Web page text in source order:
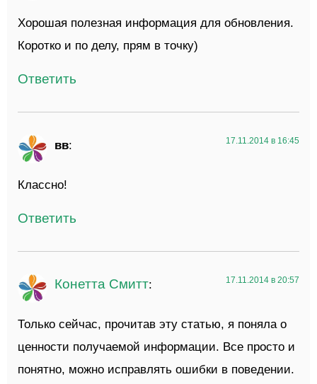
Хорошая полезная информация для обновления.
Коротко и по делу, прям в точку)
Ответить
вв: 17.11.2014 в 16:45
Классно!
Ответить
Конетта Смитт: 17.11.2014 в 20:57
Только сейчас, прочитав эту статью, я поняла о
ценности получаемой информации. Все просто и
понятно, можно исправлять ошибки в поведении.